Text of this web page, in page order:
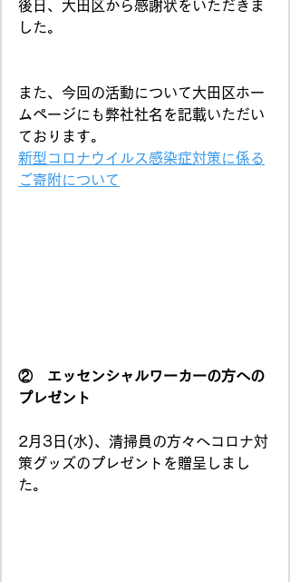
後日、大田区から感謝状をいただきま
した。
また、今回の活動について大田区ホー
ムページにも弊社社名を記載いただい
ております。
新型コロナウイルス感染症対策に係る
ご寄附について
②　エッセンシャルワーカーの方への
プレゼント
2月3日(水)、清掃員の方々へコロナ対
策グッズのプレゼントを贈呈しまし
た。